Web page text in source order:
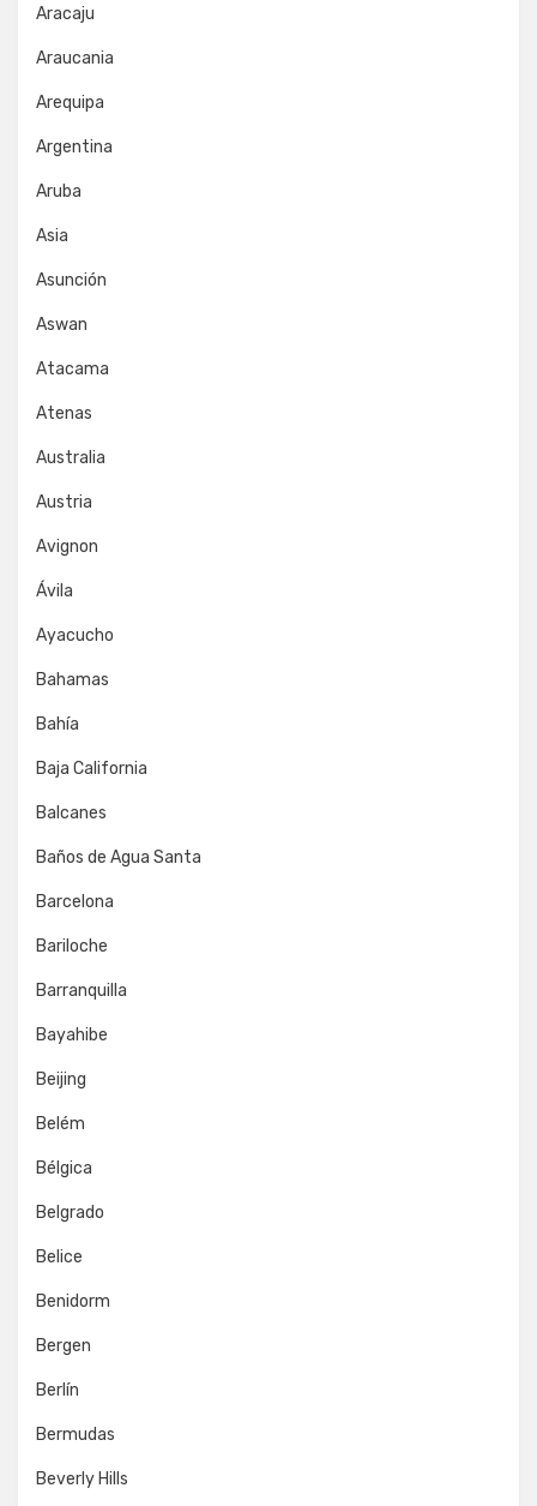
Aracaju
Araucania
Arequipa
Argentina
Aruba
Asia
Asunción
Aswan
Atacama
Atenas
Australia
Austria
Avignon
Ávila
Ayacucho
Bahamas
Bahía
Baja California
Balcanes
Baños de Agua Santa
Barcelona
Bariloche
Barranquilla
Bayahibe
Beijing
Belém
Bélgica
Belgrado
Belice
Benidorm
Bergen
Berlín
Bermudas
Beverly Hills